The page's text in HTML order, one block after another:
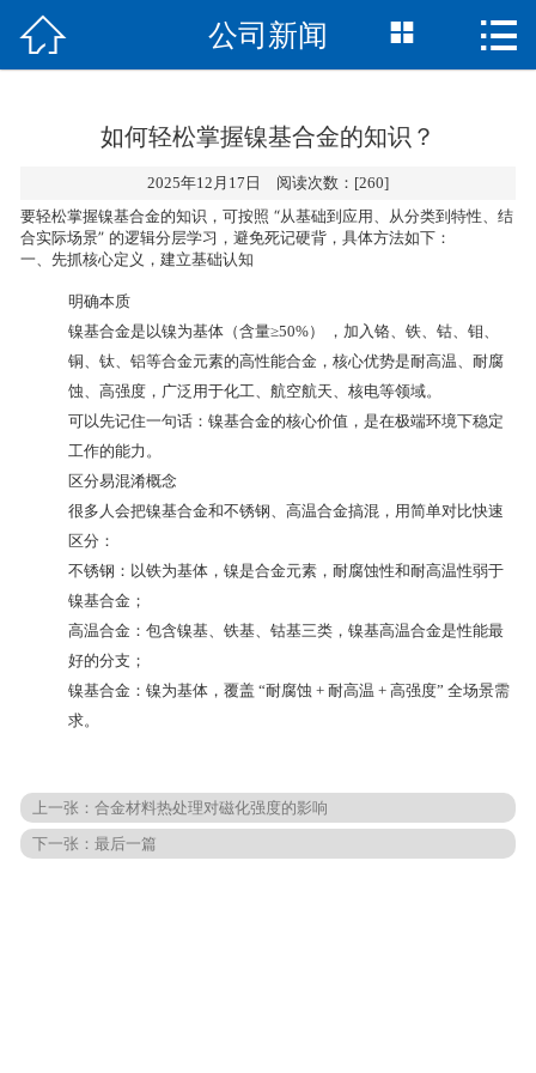
网站首页
产品中心
生产车间
常见问题
在线留言
 公司新闻  
如何轻松掌握镍基合金的知识？
2025年12月17日 阅读次数：[260]
要轻松掌握镍基合金的知识，可按照 “从基础到应用、从分类到特性、结
合实际场景”的逻辑分层学习，避免死记硬背，具体方法如下：
一、先抓核心定义，建立基础认知
明确本质
镍基合金是以镍为基体（含量≥50%）
，加入铬、铁、钴、钼、
铜、钛、铝等合金元素的高性能合金，核心优势是耐高温、耐腐
蚀、高强度，广泛用于化工、航空航天、核电等领域。
可以先记住一句话： 镍基合金的核心价值，是在极端环境下稳定
工作的能力 。
区分易混淆概念
很多人会把镍基合金和不锈钢、高温合金搞混，用简单对比快速
区分：
不锈钢：以铁为基体，镍是合金元素，耐腐蚀性和耐高温性弱于
镍基合金；
高温合金：包含镍基、铁基、钴基三类， 镍基高温合金是性能最
好的分支 ；
镍基合金：镍为基体，覆盖 “耐腐蚀 + 耐高温 + 高强度” 全场景需
求。
上一张： 合金材料热处理对磁化强度的影响
下一张：最后一篇